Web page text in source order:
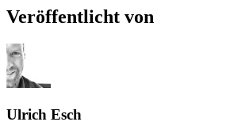
Veröffentlicht von
Ulrich Esch